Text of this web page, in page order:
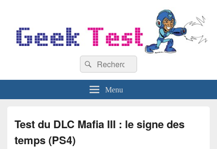
Recherche :
Rechercher
Menu
Test du DLC Mafia III : le signe des
temps (PS4)